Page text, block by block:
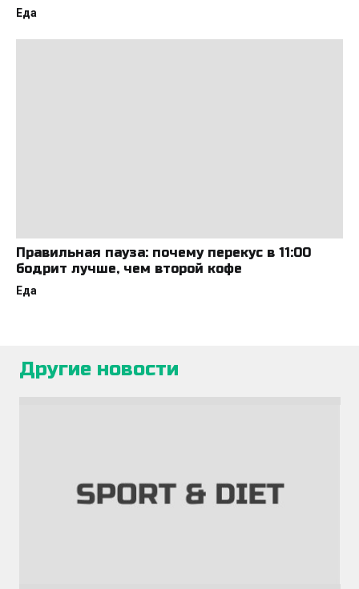
Еда
Правильная пауза: почему перекус в 11:00
бодрит лучше, чем второй кофе
Еда
Другие новости